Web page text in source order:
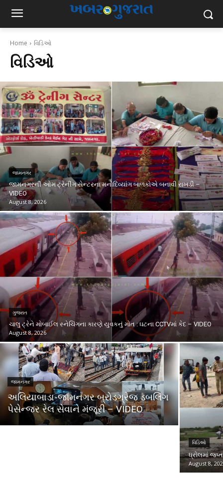
Home વિડિઓ
વિડિઓ
જામનગર
જામનગરની ઓમ ટ્રેનીંગ સેન્ટરના મનોદિવ્યાંગ બાળકોએ બનાવી રાખડી –
VIDEO
August 8, 2026
ગુજરાત
ચાલુ ટ્રેને મોબાઈલ સ્નેચિંગના કારણે યુવકનું મોત : ઘટના CCTVમાં કેદ – VIDEO
August 8, 2026
જામનગર
અલિયાબાડા-જામનગર બ્રોડગ્રેજ ડબલિંગ
પેસેન્જર રેલ સેવાને મંજૂરી – VIDEO
વિડિઓ
ધ્રોલમાં
August 8,